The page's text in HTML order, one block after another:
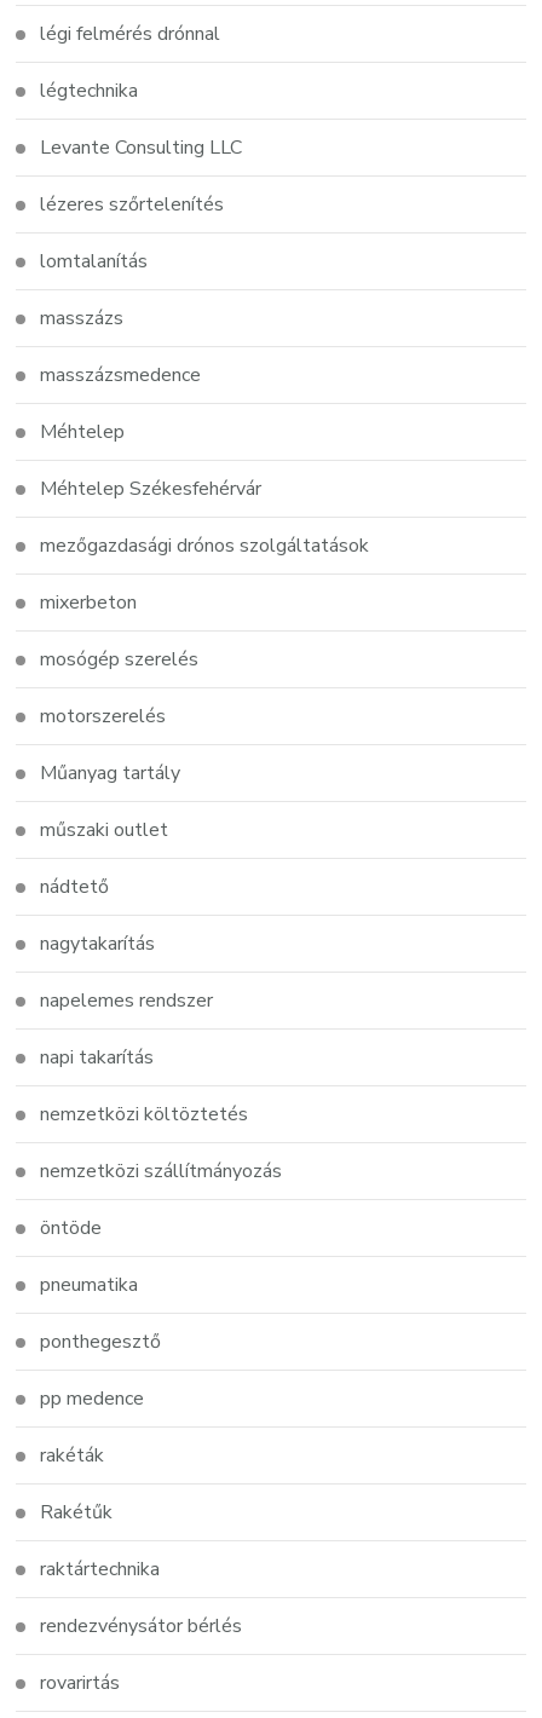
légi felmérés drónnal
légtechnika
Levante Consulting LLC
lézeres szőrtelenítés
lomtalanítás
masszázs
masszázsmedence
Méhtelep
Méhtelep Székesfehérvár
mezőgazdasági drónos szolgáltatások
mixerbeton
mosógép szerelés
motorszerelés
Műanyag tartály
műszaki outlet
nádtető
nagytakarítás
napelemes rendszer
napi takarítás
nemzetközi költöztetés
nemzetközi szállítmányozás
öntöde
pneumatika
ponthegesztő
pp medence
rakéták
Rakétűk
raktártechnika
rendezvénysátor bérlés
rovarirtás